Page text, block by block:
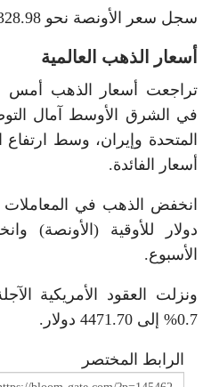
سجل سعر الأونصة نحو 4328.98 دولار.
أسعار الذهب العالمية
تراجعت أسعار الذهب أمس
في الشرق الأوسط آمال
المتحدة وإيران، وسط
أسعار الفائدة.
الأسبوع.
ونزلت العقود الأمريكية
0.7% إلى 4471.70 دولار.
الرابط المختصر